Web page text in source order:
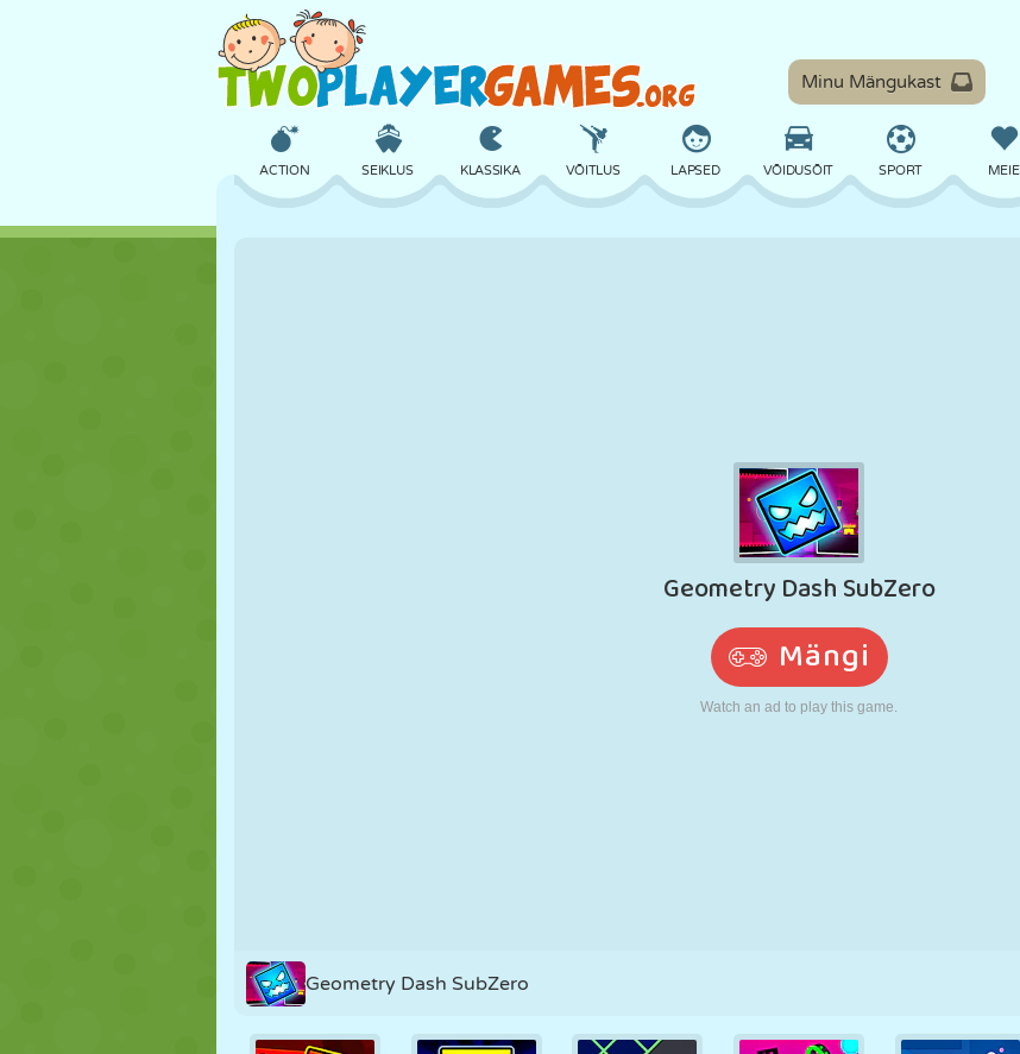
Minu Mängukast
ACTION SEIKLUS KLASSIKA VÕITLUS LAPSED VÕIDUSÕIT SPORT MEIE
KOLETISED MOOTORRATAS
JOOKSMINE
TRIPS-TRAPS-
TRULL
PUUTEEKRAAN TORN
Geometry Dash SubZero